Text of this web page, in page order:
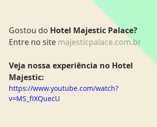
Gostou do Hotel Majestic Palace?
Entre no site majesticpalace.com.br
Veja nossa experiência no Hotel
Majestic:
https://www.youtube.com/watch?
v=MS_fIXQuecU